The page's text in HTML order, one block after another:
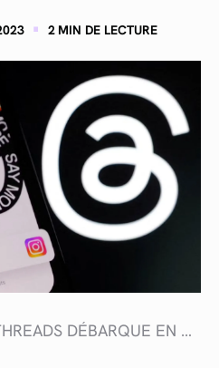
· 2 MIN DE LECTURE
THREADS DÉBARQUE EN EUROPE